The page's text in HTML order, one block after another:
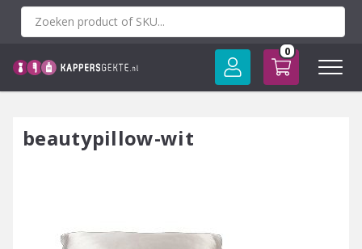
Spring
0
beautypillow-wit